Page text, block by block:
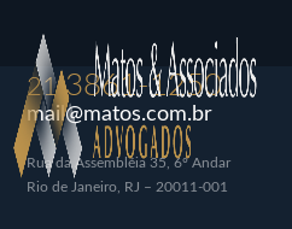
213861-1250
mail@matos.com.br
Rua da Assembléia 35, 6º Andar
Rio de Janeiro, RJ – 20011-001